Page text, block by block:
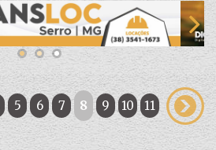
5 6 7 8 9 10 11